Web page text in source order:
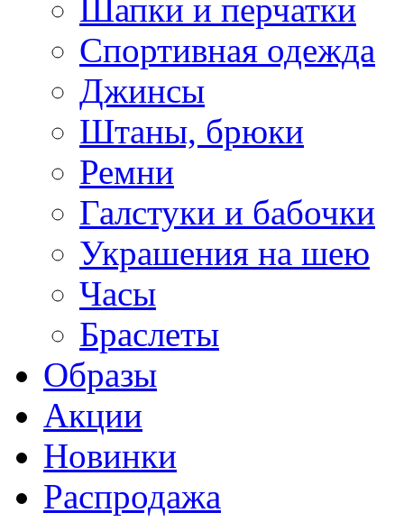
Шапки и перчатки
Спортивная одежда
Джинсы
Штаны, брюки
Ремни
Галстуки и бабочки
Украшения на шею
Часы
Браслеты
Образы
Акции
Новинки
Распродажа